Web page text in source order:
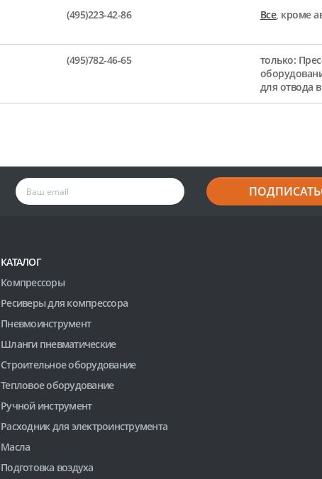
(495)223-42-86 Все, кроме
(495)782-46-65
только:
для отвода
КАТАЛОГ
Компрессоры
Ресиверы для компрессора
Пневмоинструмент
Шланги пневматические
Строительное оборудование
Тепловое оборудование
Ручной инструмент
Расходник для электроинструмента
Масла
Подготовка воздуха